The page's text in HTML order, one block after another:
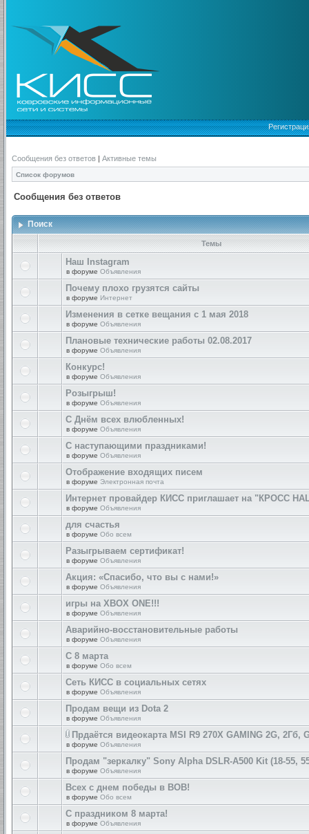
Сообщения без ответов | Активные темы
Список форумов
Сообщения без ответов
Поиск
Темы
Наш Instagram
в форуме Объявления
Почему плохо грузятся сайты
в форуме Интернет
Изменения в сетке вещания с 1 мая 2018
в форуме Объявления
Плановые технические работы 02.08.2017
в форуме Объявления
Конкурс!
в форуме Объявления
Розыгрыш!
в форуме Объявления
С Днём всех влюбленных!
в форуме Объявления
С наступающими праздниками!
в форуме Объявления
Отображение входящих писем
в форуме Электронная почта
Интернет провайдер КИСС приглашает на "КРОСС
в форуме Объявления
для счастья
в форуме Обо всем
Разыгрываем сертификат!
в форуме Объявления
Акция: «Спасибо, что вы с нами!»
в форуме Объявления
игры на XBOX ONE!!!
в форуме Объявления
Аварийно-восстановительные работы
в форуме Объявления
С 8 марта
в форуме Обо всем
Сеть КИСС в социальных сетях
в форуме Объявления
Продам вещи из Dota 2
в форуме Объявления
Прдаётся видеокарта MSI R9 270X GAMING 2G, 2Гб,
в форуме Объявления
Продам "зеркалку" Sony Alpha DSLR-A500 Kit (18-55,
в форуме Объявления
Всех с днем победы в ВОВ!
в форуме Обо всем
С праздником 8 марта!
в форуме Объявления